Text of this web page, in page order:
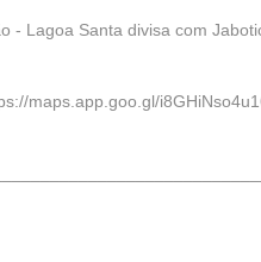
- Lagoa Santa divisa com
maps.app.goo.gl/